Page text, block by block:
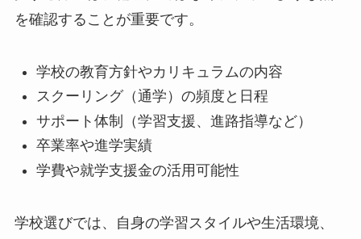
を確認することが重要です。
学校の教育方針やカリキュラムの内容
スクーリング（通学）の頻度と日程
サポート体制（学習支援、進路指導など）
卒業率や進学実績
学費や就学支援金の活用可能性
学校選びでは、自身の学習スタイルや生活環境、